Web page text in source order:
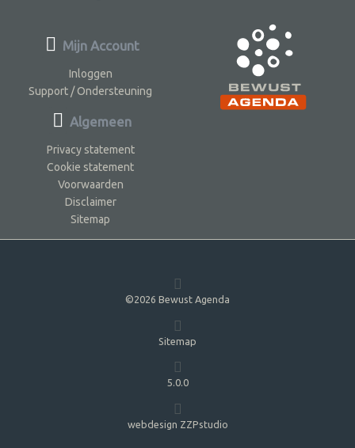
Mijn Account
Inloggen
Support / Ondersteuning
Algemeen
Privacy statement
Cookie statement
Voorwaarden
Disclaimer
Sitemap
©2026 Bewust Agenda
Sitemap
5.0.0
webdesign ZZPstudio